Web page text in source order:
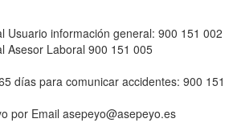
Usuario información general: 900 151 002
Asesor Laboral 900 151 005
días para comunicar accidentes: 900 151
por Email asepeyo@asepeyo.es